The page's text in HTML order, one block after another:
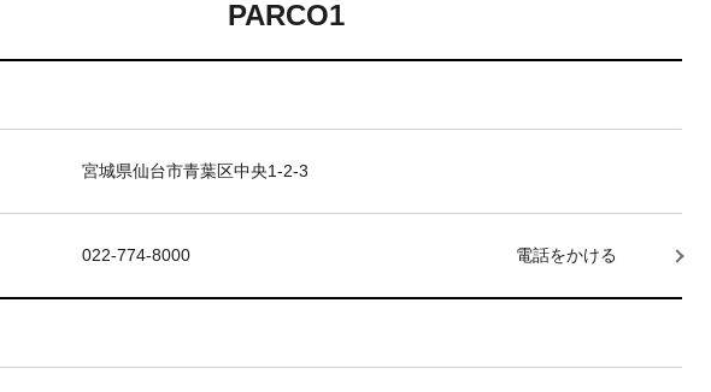
PARCO1
宮城県仙台市青葉区中央1-2-3
022-774-8000 電話をかける